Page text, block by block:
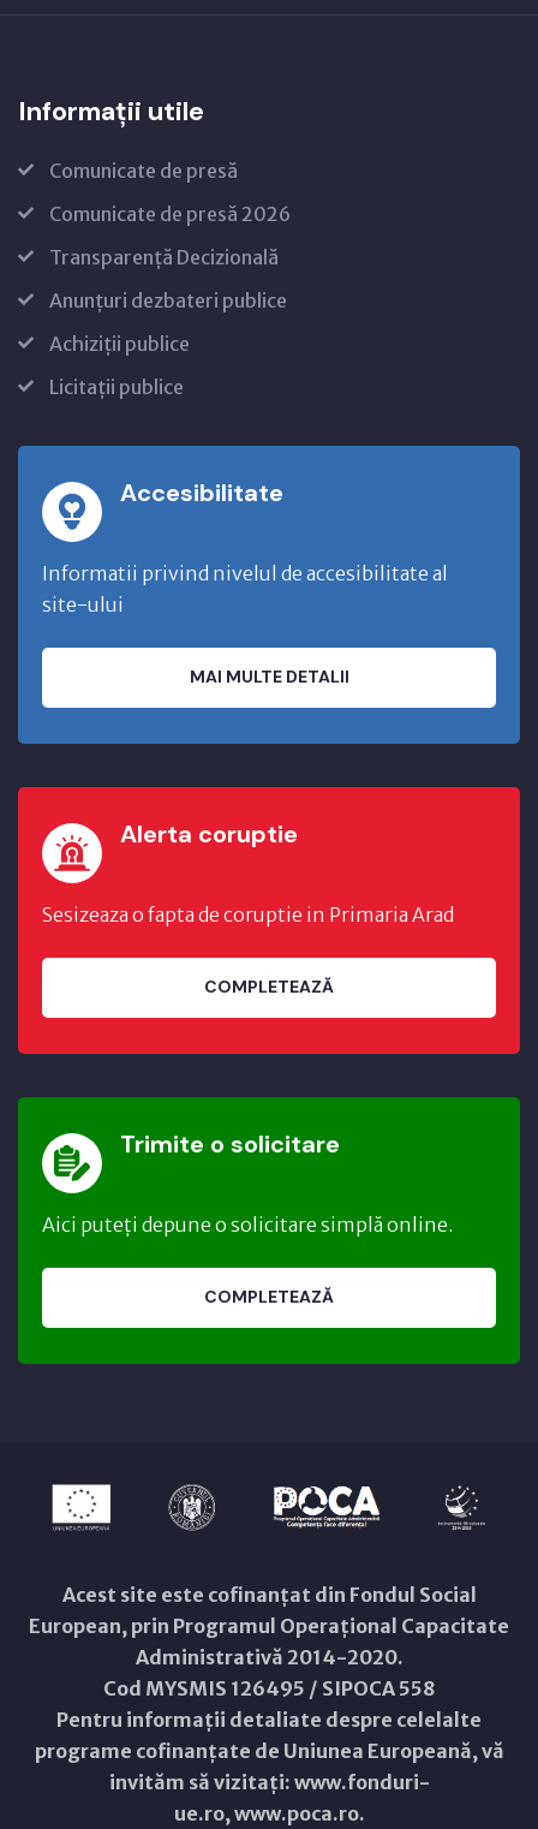
Informații utile
Comunicate de presă
Comunicate de presă 2026
Transparență Decizională
Anunțuri dezbateri publice
Achiziții publice
Licitații publice
Accesibilitate
Informatii privind nivelul de accesibilitate al
site-ului
MAI MULTE DETALII
Alerta coruptie
Sesizeaza o fapta de coruptie in Primaria Arad
COMPLETEAZĂ
Trimite o solicitare
Aici puteți depune o solicitare simplă online.
COMPLETEAZĂ
Acest site este cofinanțat din Fondul Social
European, prin Programul Operațional Capacitate
Administrativă 2014-2020.
Cod MYSMIS 126495 / SIPOCA 558
Pentru informații detaliate despre celelalte
programe cofinanțate de Uniunea Europeană, vă
invităm să vizitați: www.fonduri-
ue.ro,www.poca.ro.